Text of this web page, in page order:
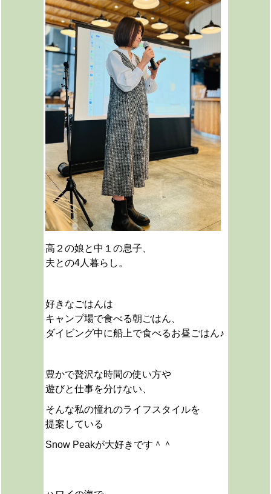
高２の娘と中１の息子、
夫との4人暮らし。
好きなごはんは
キャンプ場で食べる朝ごはん、
ダイビング中に船上で食べるお昼ごはん♪
豊かで贅沢な時間の使い方や
遊びと仕事を分けない、
そんな私の憧れのライフスタイルを
提案している
Snow Peakが大好きです＾＾